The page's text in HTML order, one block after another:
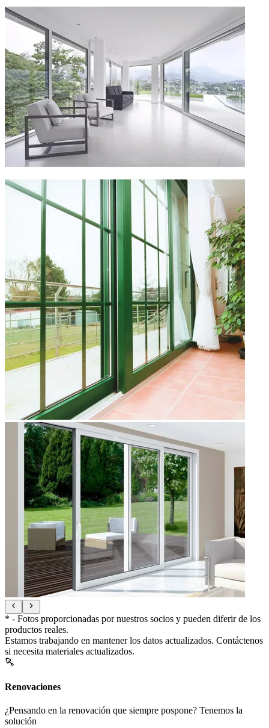
* - Fotos proporcionadas por nuestros socios y pueden diferir de los
productos reales.
Estamos trabajando en mantener los datos actualizados. Contáctenos
si necesita materiales actualizados.
Renovaciones
¿Pensando en la renovación que siempre pospone? Tenemos la
solución